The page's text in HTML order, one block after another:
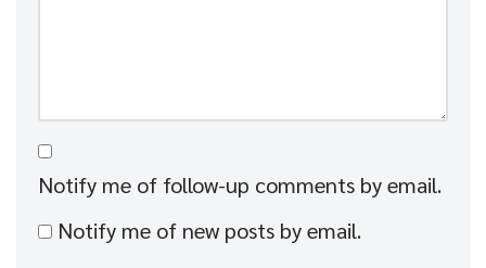
Notify me of follow-up comments by email.
Notify me of new posts by email.